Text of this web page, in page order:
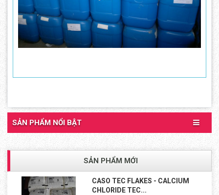
SẢN PHẨM NỔI BẬT
SẢN PHẨM MỚI
CASO TEC FLAKES - CALCIUM
CHLORIDE TEC...